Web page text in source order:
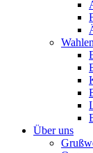
Wahlen
Über uns